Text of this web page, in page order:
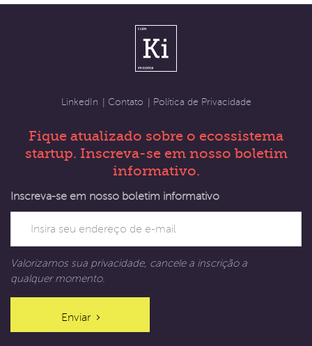
LinkedIn Contato Política de Privacidade
Fique atualizado sobre o ecossistema
startup. Inscreva-se em nosso boletim
informativo.
Inscreva-se em nosso boletim informativo
Valorizamos sua privacidade, cancele a inscrição a
qualquer momento.
Enviar